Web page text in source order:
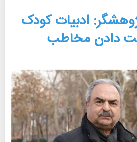
ادبیات کودک
دادن مخاطب